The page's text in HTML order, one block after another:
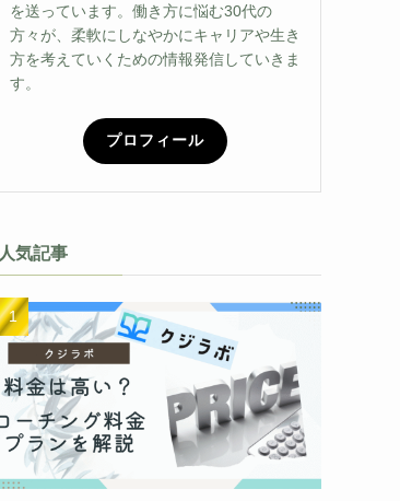
を送っています。働き方に悩む30代の
方々が、柔軟にしなやかにキャリアや生き
方を考えていくための情報発信していきま
す。
プロフィール
人気記事